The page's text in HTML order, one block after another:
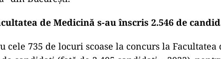
de Medicină s-au înscris 2.546 de
cele 735 de locuri scoase la concurs la